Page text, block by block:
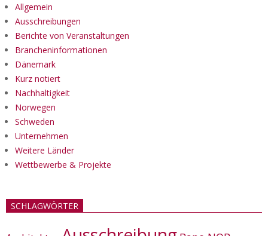
Allgemein
Ausschreibungen
Berichte von Veranstaltungen
Brancheninformationen
Dänemark
Kurz notiert
Nachhaltigkeit
Norwegen
Schweden
Unternehmen
Weitere Länder
Wettbewerbe & Projekte
SCHLAGWÖRTER